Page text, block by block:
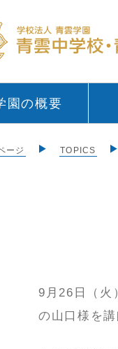
園の概要
ージ TOPICS
9月26日（火
の山口様を